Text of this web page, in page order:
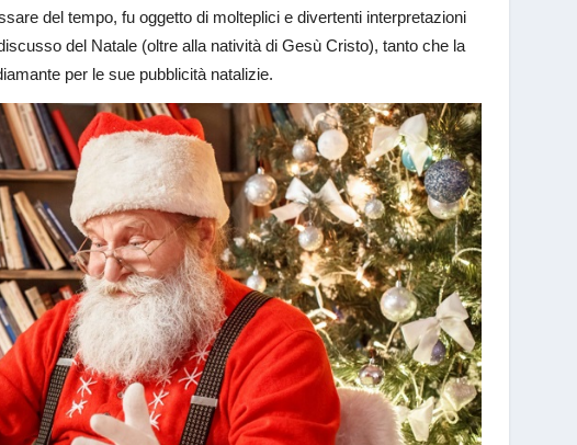
del tempo, fu oggetto di molteplici e divertenti interpretazioni
del Natale (oltre alla natività di Gesù Cristo), tanto che la
per le sue pubblicità natalizie.